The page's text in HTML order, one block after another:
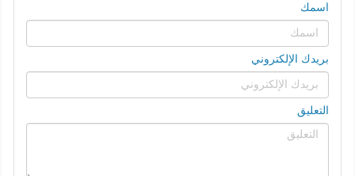
اسمك
بريدك الإلكتروني
التعليق